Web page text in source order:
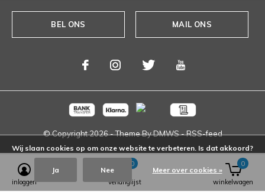
BEL ONS MAIL ONS
© Copyright2026- Theme ByDMWS-RSS-feed
inloggen verlanglijst
0
winkelwagen
0
Wij slaan cookies op om onze website te verbeteren. Is dat akkoord?
Ja Nee Meer over cookies »